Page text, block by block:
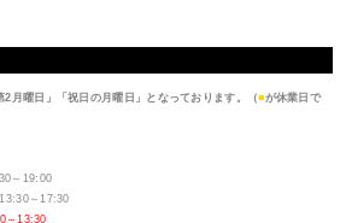
2月曜日」「祝日の月曜日」となっております。（■が休業日で
～19:00
～17:30
～13:30